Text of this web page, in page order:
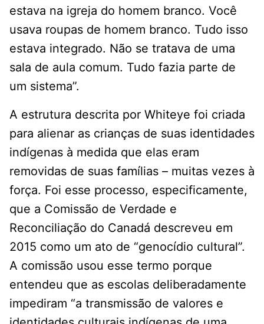
estava na igreja do homem branco. Você
usava roupas de homem branco. Tudo isso
estava integrado. Não se tratava de uma
sala de aula comum. Tudo fazia parte de
um sistema”.
A estrutura descrita por Whiteye foi criada
para alienar as crianças de suas identidades
indígenas à medida que elas eram
removidas de suas famílias – muitas vezes à
força. Foi esse processo, especificamente,
que a Comissão de Verdade e
Reconciliação do Canadá descreveu em
2015 como um ato de “genocídio cultural”.
A comissão usou esse termo porque
entendeu que as escolas deliberadamente
impediram “a transmissão de valores e